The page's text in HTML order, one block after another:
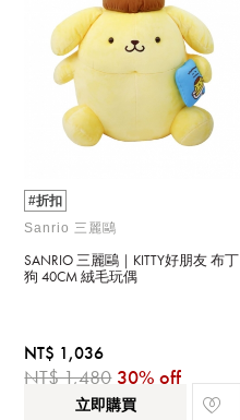
#折扣
Sanrio 三麗鷗
SANRIO 三麗鷗｜KITTY好朋友 布丁
狗 40CM 絨毛玩偶
NT$ 1,036
NT$ 1,480 30% off
立即購買